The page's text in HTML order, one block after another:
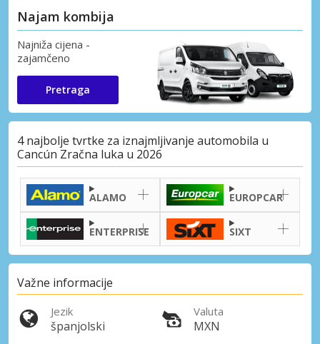
Najam kombija
Najniža cijena -
zajamčeno
Pretraga
4 najbolje tvrtke za iznajmljivanje automobila u
Cancún Zračna luka u 2026
ALAMO EUROPCAR
ENTERPRISE SIXT
Važne informacije
Jezik
španjolski
Valuta
MXN